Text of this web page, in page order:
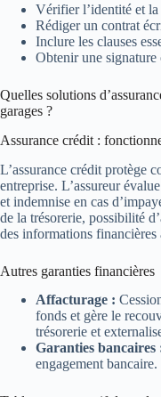
Vérifier l’identité et
Rédiger un contrat
Inclure les clauses
Obtenir une signature
Quelles solutions
garages ?
Assurance crédit :
L’assurance crédit protège
entreprise. L’assureur
et indemnise en cas
de la trésorerie, possibilité
des informations financières
Autres garanties financières
Affacturage :
fonds et gère le
trésorerie et
Garanties bancaires
engagement bancaire.